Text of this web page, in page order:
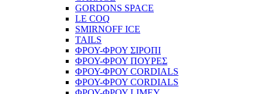
GORDONS SPACE
LE COQ
SMIRNOFF ICE
TAILS
ΦΡΟΥ-ΦΡΟΥ ΣΙΡΟΠΙ
ΦΡΟΥ-ΦΡΟΥ ΠΟΥΡΕΣ
ΦΡΟΥ-ΦΡΟΥ CORDIALS
ΦΡΟΥ-ΦΡΟΥ CORDIALS